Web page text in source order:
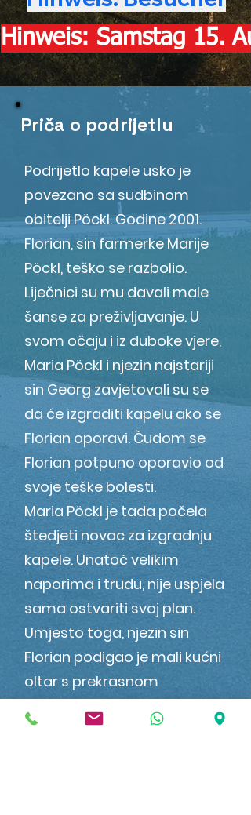
Hinweis: Samstag 15.
Podrijetlo kapele usko je
povezano sa sudbinom
obitelji Pöckl. Godine 2001.
Florian, sin farmerke Marije
Pöckl, teško se razbolio.
Liječnici su mu davali male
šanse za preživljavanje. U
svom očaju i iz duboke vjere,
Maria Pöckl i njezin najstariji
sin Georg zavjetovali su se
da će izgraditi kapelu ako se
Florian oporavi. Čudom se
Florian potpuno oporavio od
svoje teške bolesti.
Maria Pöckl je tada počela
štedjeti novac za izgradnju
kapele. Unatoč velikim
naporima i trudu, nije uspjela
sama ostvariti svoj plan.
Umjesto toga, njezin sin
Florian podigao je mali kućni
oltar s prekrasnom
Madonom u stubištu kuće.
Kasnije je Florian preuzeo
Priča o podrijetlu